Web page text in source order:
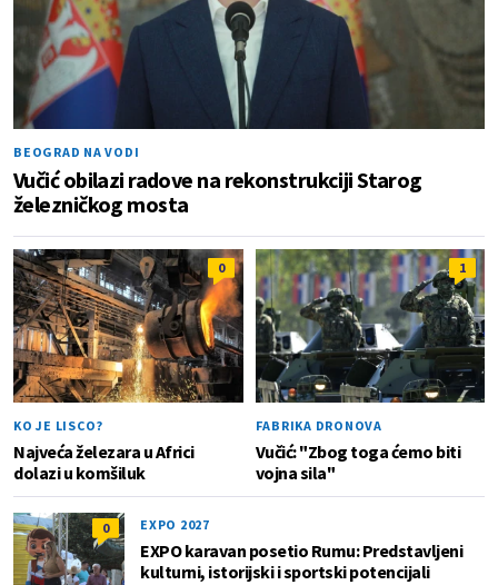
BEOGRAD NA VODI
Vučić obilazi radove na rekonstrukciji Starog
železničkog mosta
0
KO JE LISCO?
Najveća železara u Africi
dolazi u komšiluk
1
FABRIKA DRONOVA
Vučić: "Zbog toga ćemo biti
vojna sila"
0 EXPO 2027
EXPO karavan posetio Rumu: Predstavljeni
kulturni, istorijski i sportski potencijali